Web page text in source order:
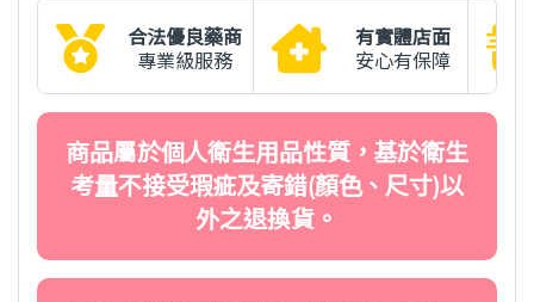
合法優良藥商
專業級服務
有實體店面
安心有保障
商品屬於個人衛生用品性質，基於衛生
考量不接受瑕疵及寄錯(顏色、尺寸)以
外之退換貨。